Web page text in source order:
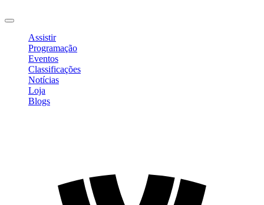
Assistir
Programação
Eventos
Classificações
Notícias
Loja
Blogs